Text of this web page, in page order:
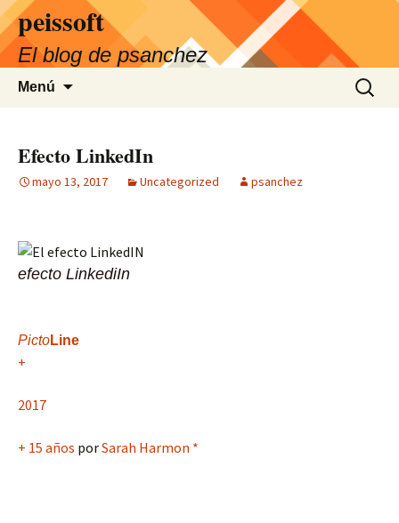
Saltar
al
contenido
peissoft
El blog de psanchez
Menú Buscar:
Efecto LinkedIn
mayo 13, 2017 Uncategorized psanchez
efecto LinkediIn
PictoLine
+
2017
+ 15 años porSarah Harmon *